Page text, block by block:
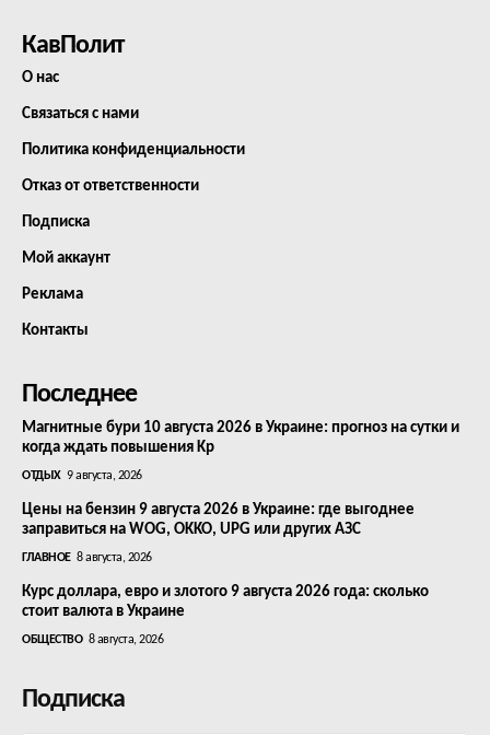
КавПолит
О нас
Связаться с нами
Политика конфиденциальности
Отказ от ответственности
Подписка
Мой аккаунт
Реклама
Контакты
Последнее
Магнитные бури 10 августа 2026 в Украине: прогноз на сутки и
когда ждать повышения Kp
ОТДЫХ 9 августа, 2026
Цены на бензин 9 августа 2026 в Украине: где выгоднее
заправиться на WOG, OKKO, UPG или других АЗС
ГЛАВНОЕ 8 августа, 2026
Курс доллара, евро и злотого 9 августа 2026 года: сколько
стоит валюта в Украине
ОБЩЕСТВО 8 августа, 2026
Подписка